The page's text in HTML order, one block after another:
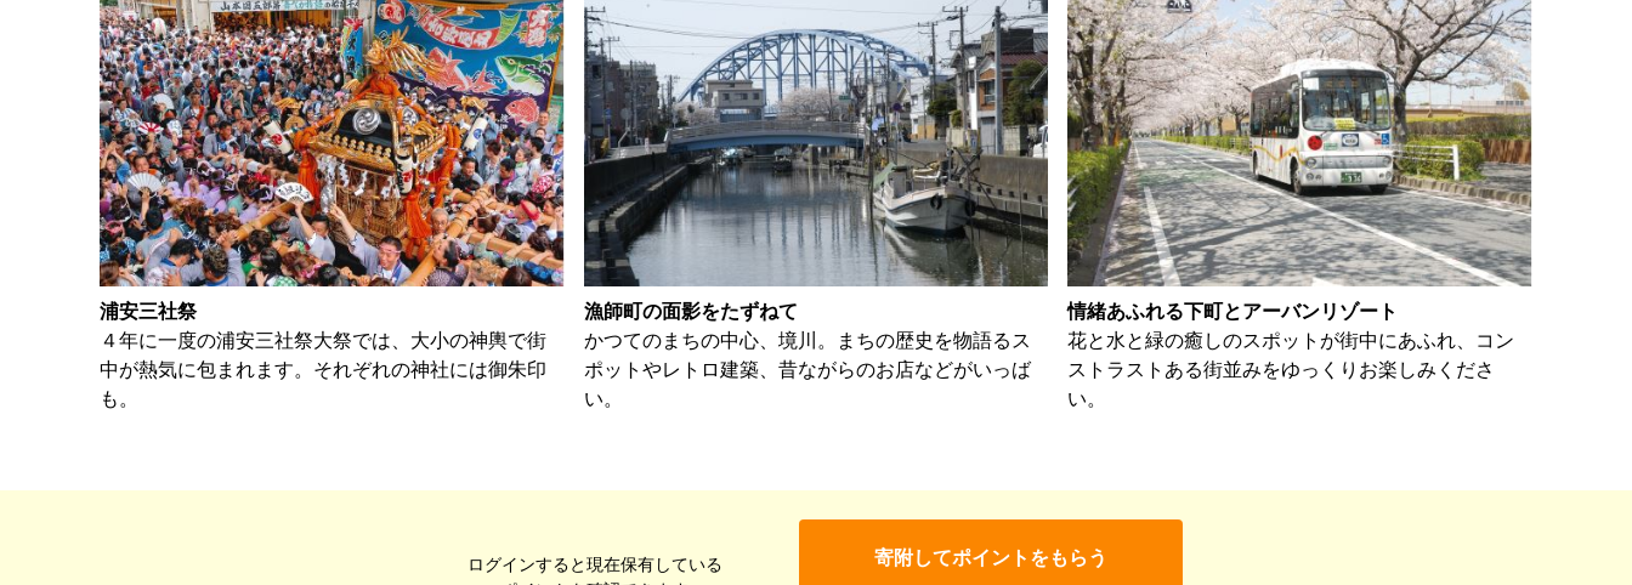
浦安三社祭
４年に一度の浦安三社祭大祭では、大小の神輿で街
中が熱気に包まれます。それぞれの神社には御朱印
も。
漁師町の面影をたずねて
かつてのまちの中心、境川。まちの歴史を物語るス
ポットやレトロ建築、昔ながらのお店などがいっば
い。
情緒あふれる下町とアーバンリゾート
花と水と緑の癒しのスポットが街中にあふれ、コン
ストラストある街並みをゆっくりお楽しみくださ
い。
ログインすると現在保有している
寄附してポイントをもらう